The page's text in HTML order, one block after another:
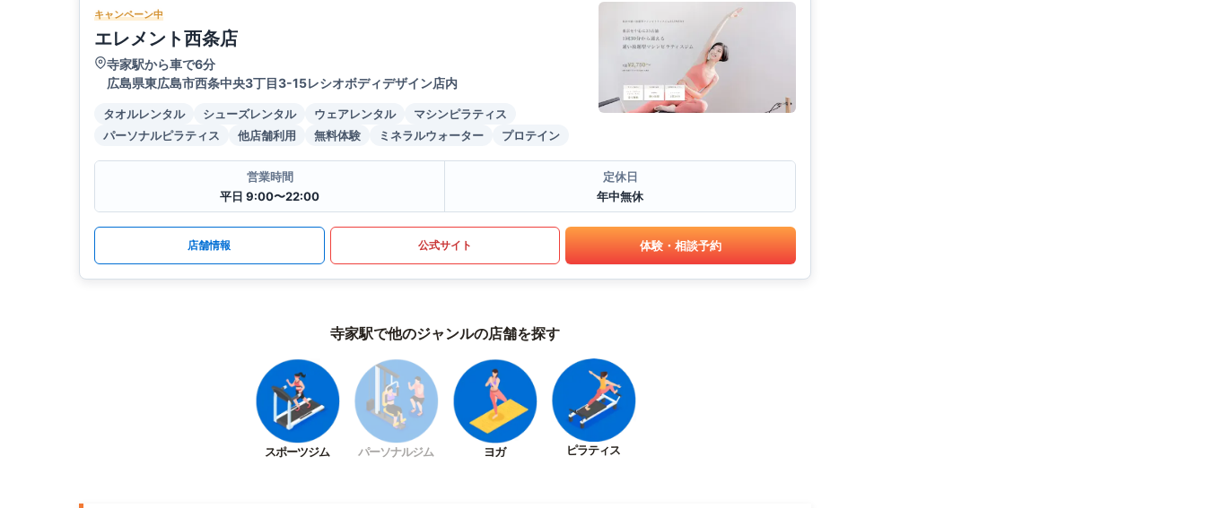
キャンペーン中
エレメント西条店
寺家駅から車で6分
広島県東広島市西条中央3丁目3-15レシオボディデザイン店内
タオルレンタル シューズレンタル ウェアレンタル
マシンピラティス
パーソナルピラティス
他店舗利用 無料体験 ミネラルウォーター プロテイン
営業時間
平日 9:00〜22:00
定休日
年中無休
店舗情報 公式サイト 体験・相談予約
寺家駅で他のジャンルの店舗を探す
スポーツジム パーソナルジム ヨガ ピラティス